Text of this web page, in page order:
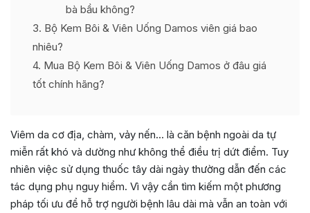
bà bầu không?
3 Bộ Kem Bôi & Viên Uống Damos viên giá bao
nhiêu?
4 Mua Bộ Kem Bôi & Viên Uống Damos ở đâu giá
tốt chính hãng?
Viêm da cơ địa, chàm, vảy nến… là căn bệnh ngoài da tự
miễn rất khó và dường như không thể điều trị dứt điểm. Tuy
nhiên việc sử dụng thuốc tây dài ngày thường dẫn đến các
tác dụng phụ nguy hiểm. Vì vậy cần tìm kiếm một phương
pháp tối ưu để hỗ trợ người bệnh lâu dài mà vẫn an toàn với